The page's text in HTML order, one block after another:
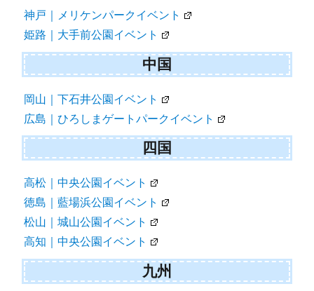
神戸｜メリケンパークイベント
姫路｜大手前公園イベント
中国
岡山｜下石井公園イベント
広島｜ひろしまゲートパークイベント
四国
高松｜中央公園イベント
徳島｜藍場浜公園イベント
松山｜城山公園イベント
高知｜中央公園イベント
九州